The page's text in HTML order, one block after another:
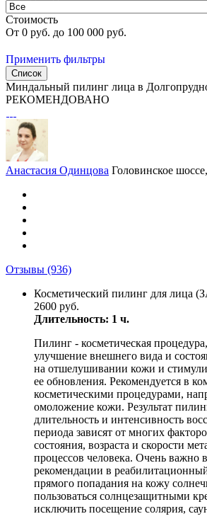
Стоимость
От 0 руб. до 100 000 руб.
Применить фильтры
Список
Миндальный пилинг лица в
РЕКОМЕНДОВАНО
Анастасия Одинцова Головинское
Отзывы (936)
Косметический пилинг для
2600 руб.
Длительность: 1 ч.
Пилинг - косметическая
улучшение внешнего вида и
на отшелушивании кожи и
ее обновления. Рекомендуется в
косметическими процедурами,
омоложение кожи. Результат
длительность и интенсивность
периода зависят от многих
состояния, возраста и скорости
процессов человека. Очень важно
рекомендации в
прямого попадания на кожу
пользоваться солнцезащитными
исключить посещение солярия,